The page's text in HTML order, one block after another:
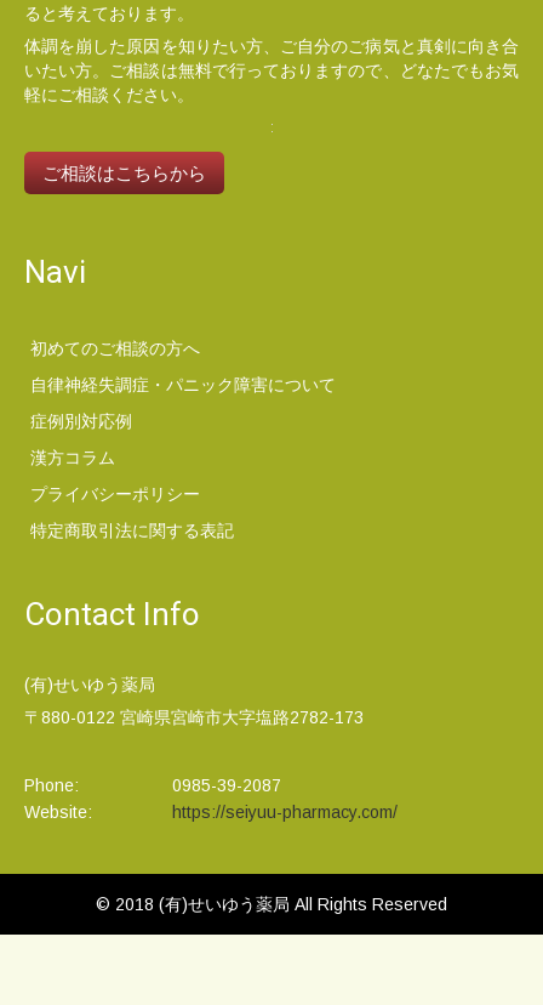
ると考えております。
体調を崩した原因を知りたい方、ご自分のご病気と真剣に向き合
いたい方。ご相談は無料で行っておりますので、どなたでもお気
軽にご相談ください。
ご相談はこちらから
Navi
初めてのご相談の方へ
自律神経失調症・パニック障害について
症例別対応例
漢方コラム
プライバシーポリシー
特定商取引法に関する表記
Contact Info
(有)せいゆう薬局
〒880-0122 宮崎県宮崎市大字塩路2782-173
Phone:
0985-39-2087
Website:
https://seiyuu-pharmacy.com/
© 2018 (有)せいゆう薬局 All Rights Reserved